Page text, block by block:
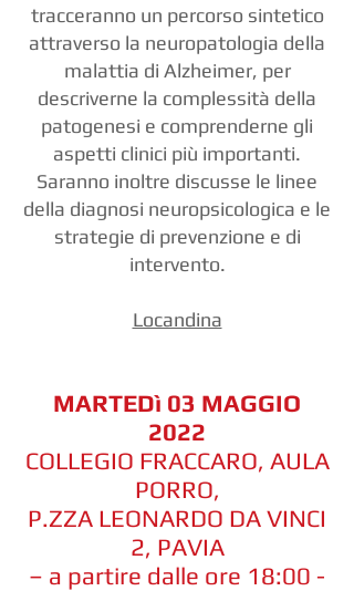
tracceranno un percorso sintetico
attraverso la neuropatologia della
malattia di Alzheimer, per
descriverne la complessità della
patogenesi e comprenderne gli
aspetti clinici più importanti.
Saranno inoltre discusse le linee
della diagnosi neuropsicologica e le
strategie di prevenzione e di
intervento.
Locandina
MARTEDì 03 MAGGIO
2022
COLLEGIO FRACCARO, AULA
PORRO,
P.ZZA LEONARDO DA VINCI
2, PAVIA
– a partire dalle ore 18:00 -